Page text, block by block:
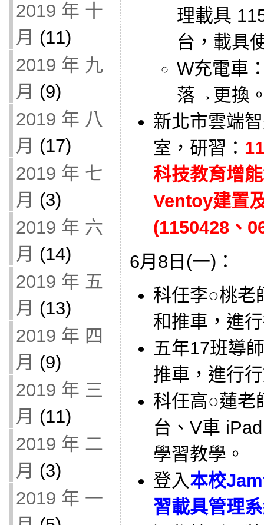
2019 年 十
月 (11)
2019 年 九
月 (9)
2019 年 八
月 (17)
2019 年 七
月 (3)
2019 年 六
月 (14)
2019 年 五
月 (13)
2019 年 四
月 (9)
2019 年 三
月 (11)
2019 年 二
月 (3)
2019 年 一
理載具
台，載具
W充電車
落→更換
新北市雲端
室，研習：
科技教育增
Ventoy建置
(1150428、
6月8日(一)：
科任李○桃老
和推車，進
五年17班導
推車，進行
科任高○蓮老
台、V車
學習教學。
登入本校
習載具管理